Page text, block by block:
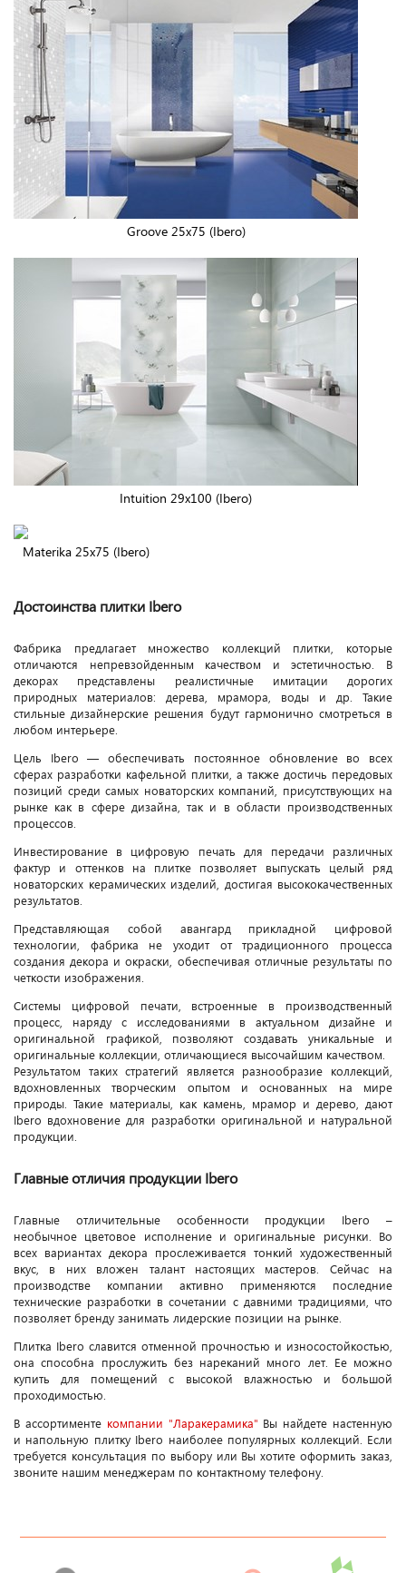
Groove 25x75 (Ibero)
Intuition 29x100 (Ibero)
Materika 25x75 (Ibero)
Достоинства плитки Ibero
Фабрика предлагает множество коллекций плитки, которые
отличаются непревзойденным качеством и эстетичностью. В
декорах представлены реалистичные имитации дорогих
природных материалов: дерева, мрамора, воды и др. Такие
стильные дизайнерские решения будут гармонично смотреться в
любом интерьере.
Цель Ibero — обеспечивать постоянное обновление во всех
сферах разработки кафельной плитки, а также достичь передовых
позиций среди самых новаторских компаний, присутствующих на
рынке как в сфере дизайна, так и в области производственных
процессов.
Инвестирование в цифровую печать для передачи различных
фактур и оттенков на плитке позволяет выпускать целый ряд
новаторских керамических изделий, достигая высококачественных
результатов.
Представляющая собой авангард прикладной цифровой
технологии, фабрика не уходит от традиционного процесса
создания декора и окраски, обеспечивая отличные результаты по
четкости изображения.
Системы цифровой печати, встроенные в производственный
процесс, наряду с исследованиями в актуальном дизайне и
оригинальной графикой, позволяют создавать уникальные и
оригинальные коллекции, отличающиеся высочайшим качеством.
Результатом таких стратегий является разнообразие коллекций,
вдохновленных творческим опытом и основанных на мире
природы. Такие материалы, как камень, мрамор и дерево, дают
Ibero вдохновение для разработки оригинальной и натуральной
продукции.
Главные отличия продукции Ibero
Главные отличительные особенности продукции Ibero –
необычное цветовое исполнение и оригинальные рисунки. Во
всех вариантах декора прослеживается тонкий художественный
вкус, в них вложен талант настоящих мастеров. Сейчас на
производстве компании активно применяются последние
технические разработки в сочетании с давними традициями, что
позволяет бренду занимать лидерские позиции на рынке.
Плитка Ibero славится отменной прочностью и износостойкостью,
она способна прослужить без нареканий много лет. Ее можно
купить для помещений с высокой влажностью и большой
проходимостью.
В ассортименте компании "Ларакерамика" Вы найдете настенную
и напольную плитку Ibero наиболее популярных коллекций. Если
требуется консультация по выбору или Вы хотите оформить заказ,
звоните нашим менеджерам по контактному телефону.